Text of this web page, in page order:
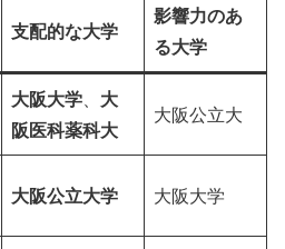
支配的な大学
影響力のあ
る大学
大阪大学
大
阪医科薬科大
大阪公立大
大阪公立大学 大阪大学